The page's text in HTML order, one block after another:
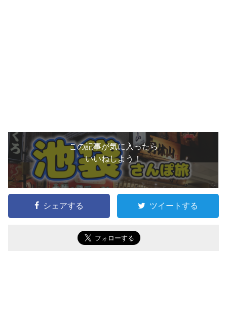
この記事が気に入ったら
いいねしよう！
シェアする ツイートする